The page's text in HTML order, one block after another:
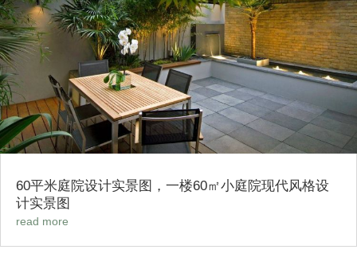
60平米庭院设计实景图，一楼60㎡小庭院现代风格设
计实景图
read more